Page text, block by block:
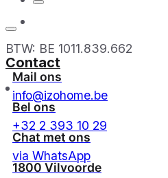
BTW: BE 1011.839.662
Contact
Mail ons
info@izohome.be
Bel ons
+32 2 393 10 29
Chat met ons
via WhatsApp
1800 Vilvoorde